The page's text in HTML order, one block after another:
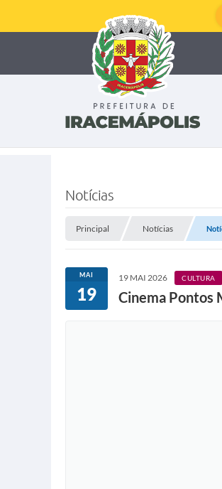
Notícias
Principal Notícias
MAI
19
19 MAI 2026 CULTURA
Cinema Pontos